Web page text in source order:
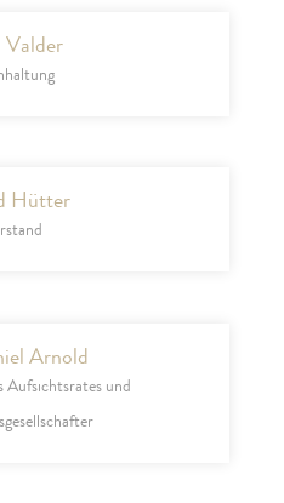
Valder
Hütter
Arnold
Aufsichtsrates und